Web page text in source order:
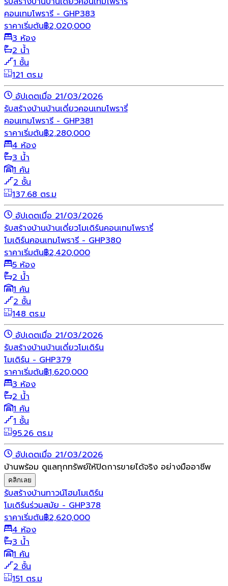
คอนเทมโพรารี - GHP383
ราคาเริ่มต้น฿2,020,000
3 ห้อง
2 น้ำ
1 ชั้น
121 ตร.ม
อัปเดตเมื่อ 21/03/2026
รับสร้างบ้านบ้านเดี่ยวคอนเทมโพรารี่
คอนเทมโพรารี - GHP381
ราคาเริ่มต้น฿2,280,000
4 ห้อง
3 น้ำ
1 คัน
2 ชั้น
137.68 ตร.ม
อัปเดตเมื่อ 21/03/2026
รับสร้างบ้านบ้านเดี่ยวโมเดิร์นคอนเทมโพรารี่
โมเดิร์นคอนเทมโพรารี - GHP380
ราคาเริ่มต้น฿2,420,000
5 ห้อง
2 น้ำ
1 คัน
2 ชั้น
148 ตร.ม
อัปเดตเมื่อ 21/03/2026
รับสร้างบ้านบ้านเดี่ยวโมเดิร์น
โมเดิร์น - GHP379
ราคาเริ่มต้น฿1,620,000
3 ห้อง
2 น้ำ
1 คัน
1 ชั้น
95.26 ตร.ม
อัปเดตเมื่อ 21/03/2026
บ้านพร้อม ดูแลทุกทรัพย์ให้ปิดการขายได้จริง อย่างมืออาชีพ
คลิกเลย
รับสร้างบ้านทาวน์โฮมโมเดิร์น
โมเดิร์นร่วมสมัย - GHP378
ราคาเริ่มต้น฿2,620,000
4 ห้อง
3 น้ำ
1 คัน
2 ชั้น
151 ตร.ม